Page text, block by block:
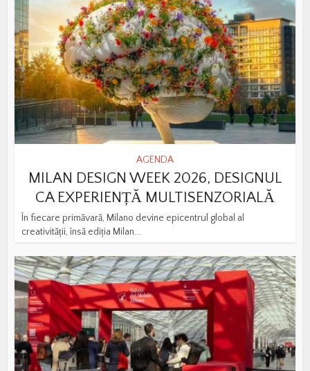
AGENDA
MILAN DESIGN WEEK 2026, DESIGNUL
CA EXPERIENȚĂ MULTISENZORIALĂ
În fiecare primăvară, Milano devine epicentrul global al
creativității, însă ediția Milan...